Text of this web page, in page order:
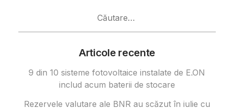
Articole recente
9 din 10 sisteme fotovoltaice instalate de E.ON
includ acum baterii de stocare
Rezervele valutare ale BNR au scăzut în iulie cu